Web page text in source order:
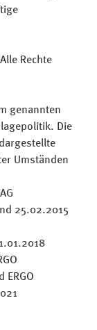
Rechte
genannten
Die
Umständen
25.02.2015